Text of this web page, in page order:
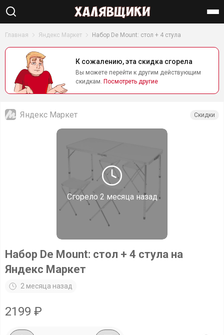
Главная Яндекс Маркет Набор De Mount: стол + 4 стула
К сожалению, эта скидка сгорела
Вы можете перейти к другим действующим
скидкам. Посмотреть другие
Сгорело 2 месяца назад
Яндекс Маркет Скидки
Набор De Mount: стол + 4 стула на
Яндекс Маркет
2 месяца назад
2199 ₽